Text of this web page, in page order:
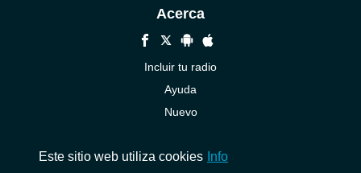
Acerca
Incluir tu radio
Ayuda
Nuevo
Este sitio web utiliza cookies Info